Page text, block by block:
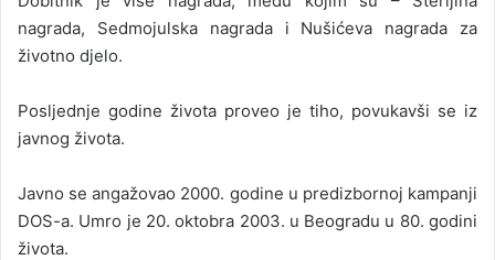
nagrada, Sedmojulska nagrada i Nušićeva nagrada za
životno djelo.
Posljednje godine života proveo je tiho, povukavši se iz
javnog života.
Javno se angažovao 2000. godine u predizbornoj kampanji
DOS-a. Umro je 20. oktobra 2003. u Beogradu u 80. godini
života.